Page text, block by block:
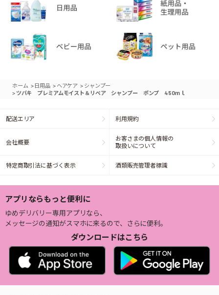
ホーム > 日用品 > ヘアケア > シャンプー
> ツバキ プレミアムモイスト＆リペア シャンプー ポンプ 450ｍｌ
配送エリア 利用規約
会社概要
お客さまの個人情報の
取扱いについて
特定商取引法に基づく表示 酒類販売管理者標識
アプリならもっと便利に
ゆめデリバリー専用アプリなら、
メッセージの通知がスマホに来るので、さらに便利。
ダウンロードはこちら